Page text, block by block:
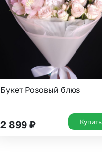
Букет Розовый блюз
2 899 ₽ Купить